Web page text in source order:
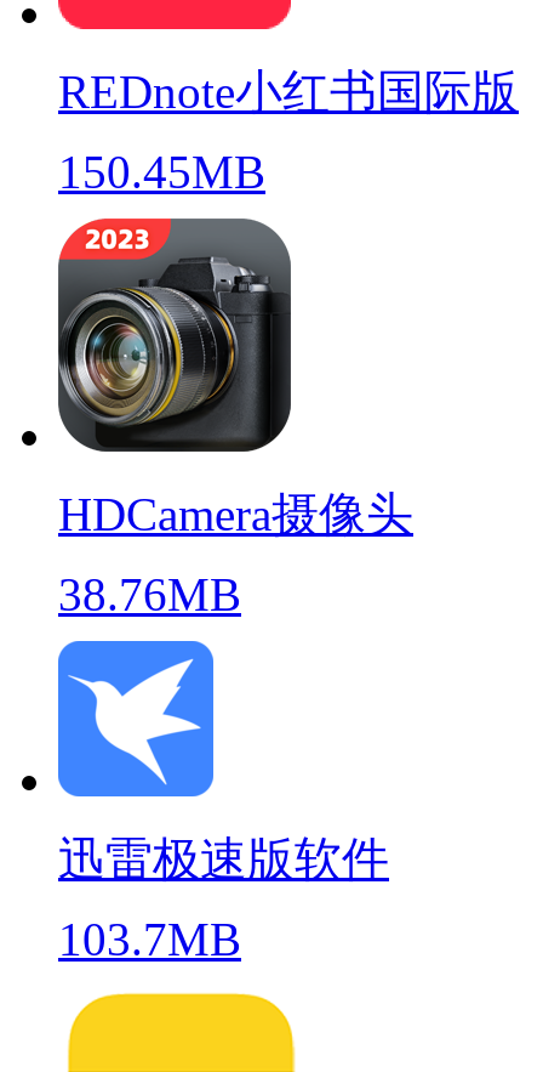
REDnote小红书国际版
150.45MB
HDCamera摄像头
38.76MB
迅雷极速版软件
103.7MB